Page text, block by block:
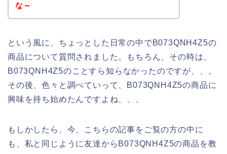
な～
という風に、ちょっとした日常の中でB073QNH4Z5の
商品について質問されました。もちろん、その時は、
B073QNH4Z5のことすら知らなかったのですが、、。
その後、色々と調べていって、B073QNH4Z5の商品に
興味を持ち始めたんですよね、、、
もしかしたら、今、こちらの記事をご覧の方の中に
も、私と同じように友達からB073QNH4Z5の商品を教